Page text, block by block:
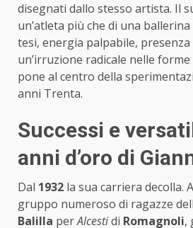
disegnati dallo stesso artista. Il
un’atleta più che di una ballerina
tesi, energia palpabile, presenza
un’irruzione radicale nelle forme
pone al centro della
anni Trenta.
Successi e
anni d’oro di
Dal 1932 la sua carriera decolla. A
gruppo numeroso di ragazze
Balilla perAlcestidi Romagnoli,